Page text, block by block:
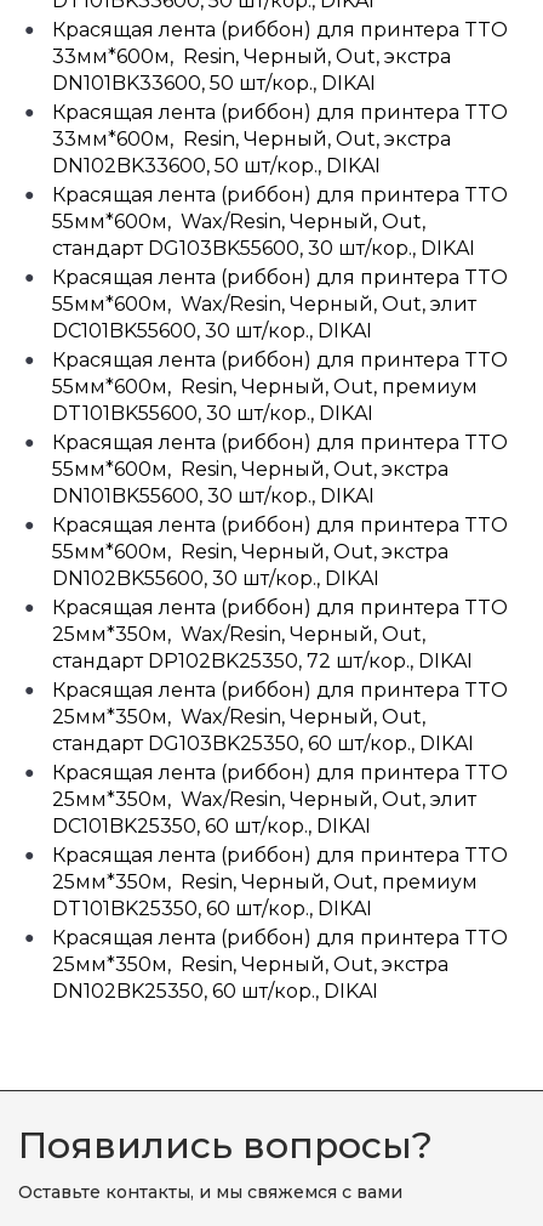
Красящая лента (риббон) для принтера TTO
33мм*600м, Resin, Черный, Out, экстра
DN101BK33600, 50 шт/кор., DIKAI
Красящая лента (риббон) для принтера TTO
33мм*600м, Resin, Черный, Out, экстра
DN102BK33600, 50 шт/кор., DIKAI
Красящая лента (риббон) для принтера TTO
55мм*600м, Wax/Resin, Черный, Out,
стандарт DG103BK55600, 30 шт/кор., DIKAI
Красящая лента (риббон) для принтера TTO
55мм*600м, Wax/Resin, Черный, Out, элит
DC101BK55600, 30 шт/кор., DIKAI
Красящая лента (риббон) для принтера TTO
55мм*600м, Resin, Черный, Out, премиум
DT101BK55600, 30 шт/кор., DIKAI
Красящая лента (риббон) для принтера TTO
55мм*600м, Resin, Черный, Out, экстра
DN101BK55600, 30 шт/кор., DIKAI
Красящая лента (риббон) для принтера TTO
55мм*600м, Resin, Черный, Out, экстра
DN102BK55600, 30 шт/кор., DIKAI
Красящая лента (риббон) для принтера TTO
25мм*350м, Wax/Resin, Черный, Out,
стандарт DP102BK25350, 72 шт/кор., DIKAI
Красящая лента (риббон) для принтера TTO
25мм*350м, Wax/Resin, Черный, Out,
стандарт DG103BK25350, 60 шт/кор., DIKAI
Красящая лента (риббон) для принтера TTO
25мм*350м, Wax/Resin, Черный, Out, элит
DC101BK25350, 60 шт/кор., DIKAI
Красящая лента (риббон) для принтера TTO
25мм*350м, Resin, Черный, Out, премиум
DT101BK25350, 60 шт/кор., DIKAI
Красящая лента (риббон) для принтера TTO
25мм*350м, Resin, Черный, Out, экстра
DN102BK25350, 60 шт/кор., DIKAI
Появились вопросы?
Оставьте контакты, и мы свяжемся с вами